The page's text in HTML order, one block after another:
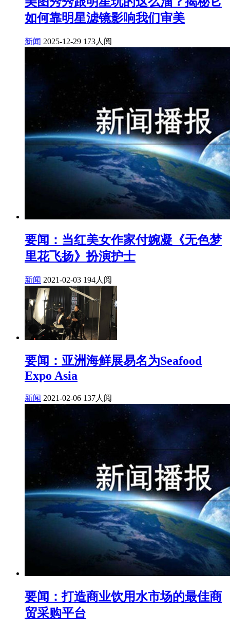
如何靠明星滤镜影响我们审美
新闻 2025-12-29 173人阅
要闻：当红美女作家付婉凝《无色梦
里花飞扬》扮演护士
新闻 2021-02-03 194人阅
要闻：亚洲海鲜展易名为Seafood
Expo Asia
新闻 2021-02-06 137人阅
要闻：打造商业饮用水市场的最佳商
贸采购平台